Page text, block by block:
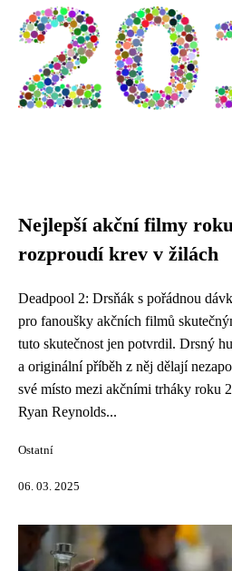
Nejlepší akční filmy
rozproudí krev v žilách
Deadpool 2: Drsňák s pořádnou
pro fanoušky akčních filmů
tuto skutečnost jen potvrdil. Drsný
a originální příběh z něj dělají
své místo mezi akčními trháky roku
Ryan Reynolds...
Ostatní
06. 03. 2025